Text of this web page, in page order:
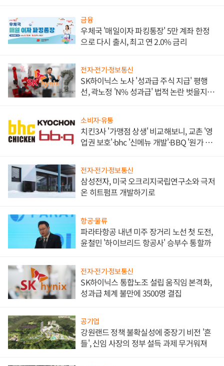
금융
우체국 '매일이자 파킹통장' 5만 계좌 한정
으로 다시 출시, 최고 연 2.0% 금리
전자·전기·정보통신
SK하이닉스 노사 '성과급 주식 지급' 평행
선, 곽노정 'N% 성과급' 법적 논란 벗을지 주
소비자·유통
치킨3사 '가맹점 상생' 비교해보니, 교촌 '영
업권 보호'·bhc '신메뉴 개발'·BBQ '원가 부
전자·전기·정보통신
삼성전자, 미국 오크리지국립연구소와 극저
온 히트펌프 개발하기로
항공·물류
파라타항공 내년 미주 장거리 노선 첫 도전,
윤철민 '하이브리드 항공사' 승부수 통할까
전자·전기·정보통신
SK하이닉스 통합노조 설립 움직임 본격화,
성과급 체계 불만에 3500명 결집
공기업
강원랜드 정책 불확실성에 중장기 비전 '흔
들', 신임 사장의 정부 설득 과제 무거워져